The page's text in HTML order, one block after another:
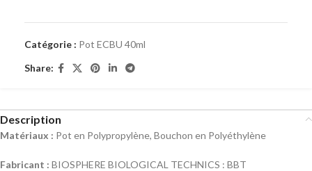
Catégorie : Pot ECBU 40ml
Share:
Description
Matériaux : Pot en Polypropylène, Bouchon en Polyéthylène
Fabricant : BIOSPHERE BIOLOGICAL TECHNICS : BBT